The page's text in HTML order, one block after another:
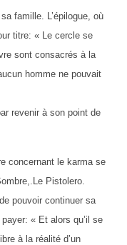
famille. L’épilogue, où
titre: « Le cercle se
sont consacrés à la
homme ne pouvait
revenir à son point de
concernant le karma se
Pistolero.
pouvoir continuer sa
« Et alors qu’il se
à la réalité d’un